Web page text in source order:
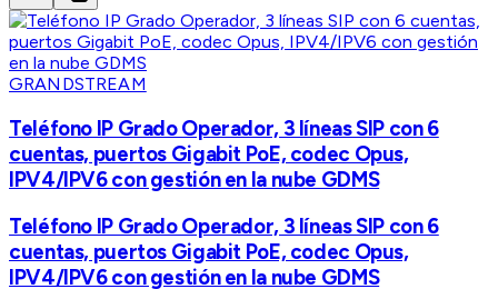
GRANDSTREAM
Teléfono IP Grado Operador, 3 líneas SIP con 6
cuentas, puertos Gigabit PoE, codec Opus,
IPV4/IPV6 con gestión en la nube GDMS
Teléfono IP Grado Operador, 3 líneas SIP con 6
cuentas, puertos Gigabit PoE, codec Opus,
IPV4/IPV6 con gestión en la nube GDMS